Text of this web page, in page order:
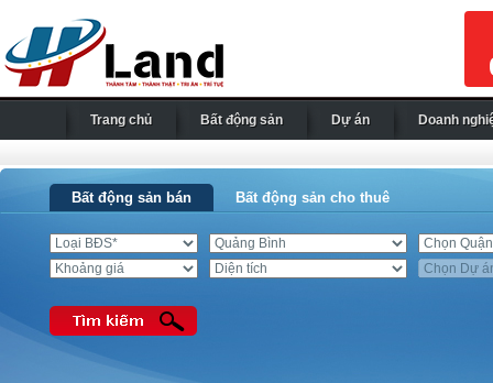
Trang chủ Bất động sản Dự án Doanh
Bất động sản bán Bất động sản cho thuê